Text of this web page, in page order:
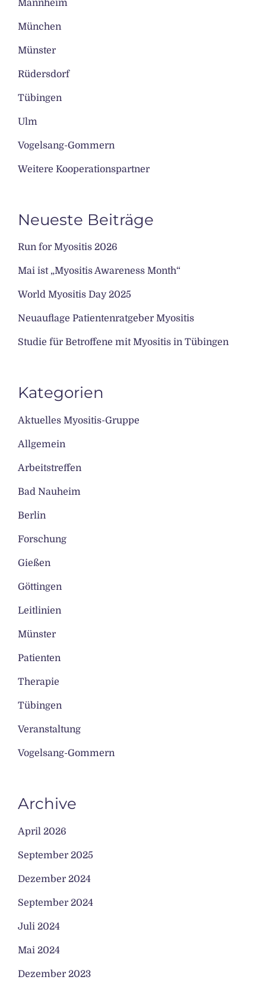
Mannheim
München
Münster
Rüdersdorf
Tübingen
Ulm
Vogelsang-Gommern
Weitere Kooperationspartner
Neueste Beiträge
Run for Myositis 2026
Mai ist „Myositis Awareness Month“
World Myositis Day 2025
Neuauflage Patientenratgeber Myositis
Studie für Betroffene mit Myositis in Tübingen
Kategorien
Aktuelles Myositis-Gruppe
Allgemein
Arbeitstreffen
Bad Nauheim
Berlin
Forschung
Gießen
Göttingen
Leitlinien
Münster
Patienten
Therapie
Tübingen
Veranstaltung
Vogelsang-Gommern
Archive
April 2026
September 2025
Dezember 2024
September 2024
Juli 2024
Mai 2024
Dezember 2023